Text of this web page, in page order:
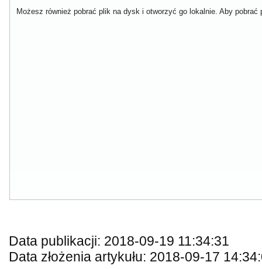
Możesz również pobrać plik na dysk i otworzyć go lokalnie. Aby
Data publikacji: 2018-09-19 11:34:31
Data złożenia artykułu: 2018-09-17